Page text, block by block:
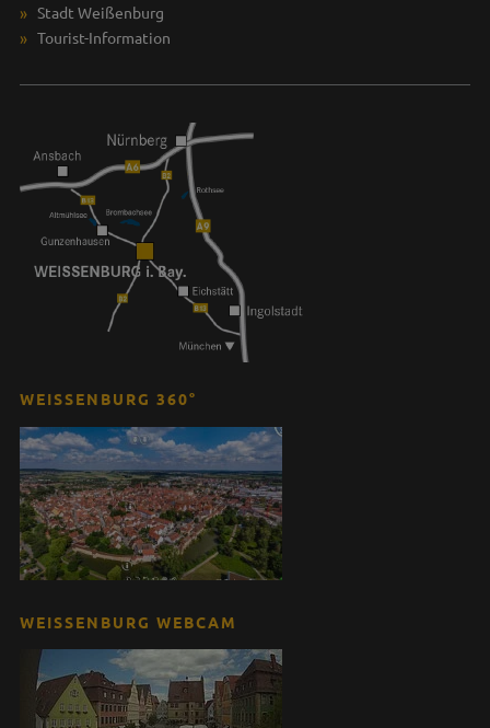
Stadt Weißenburg
Tourist-Information
WEISSENBURG 360°
WEISSENBURG WEBCAM